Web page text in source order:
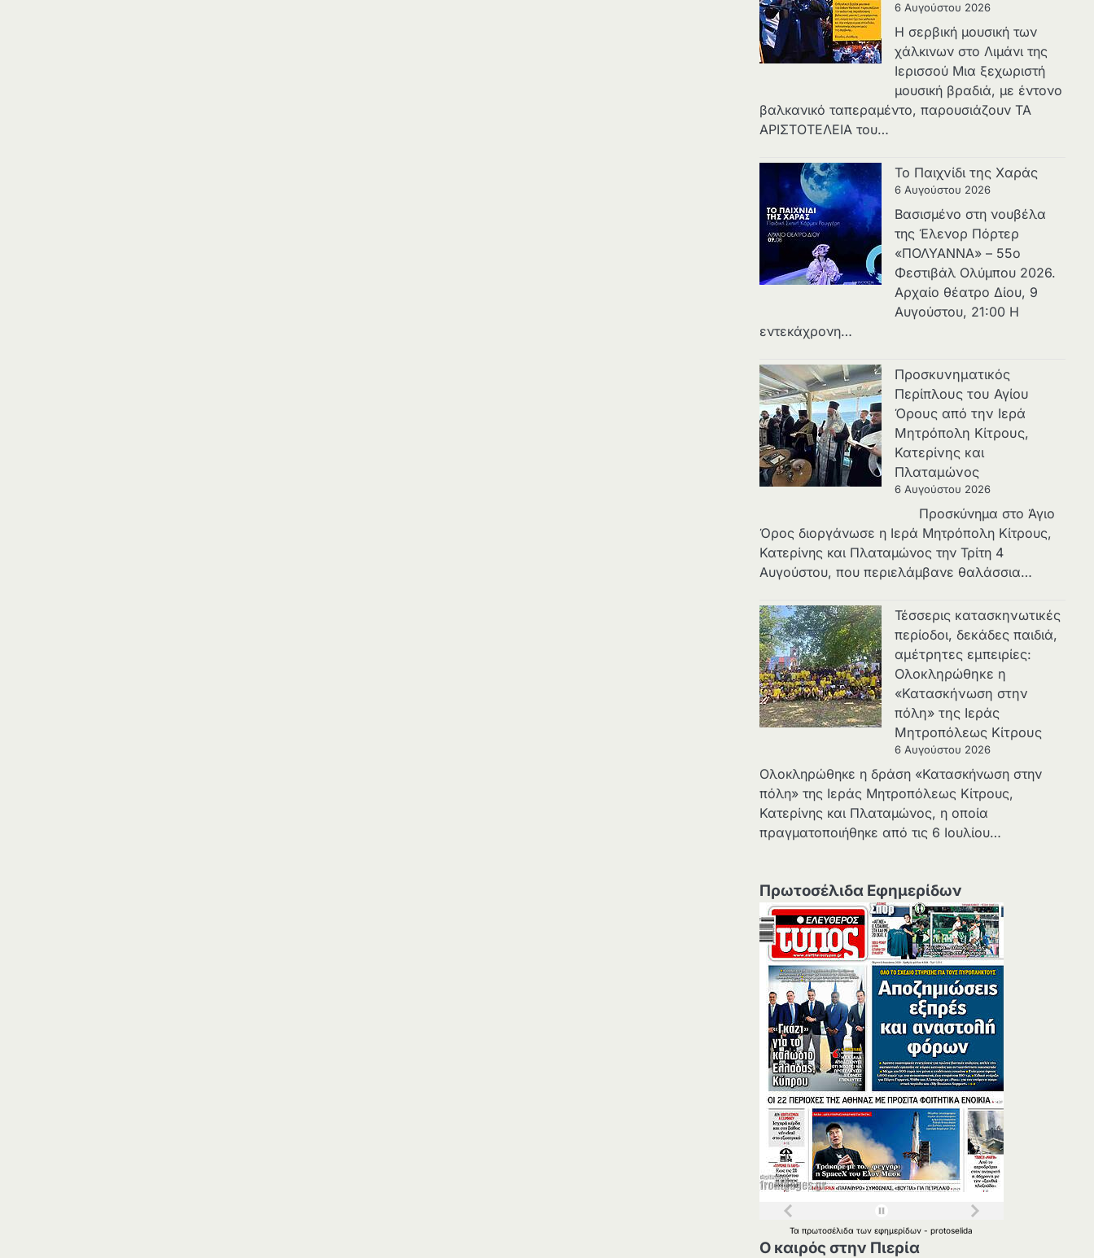
6 Αυγούστου 2026
Η σερβική μουσική των
χάλκινων στο Λιμάνι της
Ιερισσού Μια ξεχωριστή
μουσική βραδιά, με έντονο
βαλκανικό ταπεραμέντο, παρουσιάζουν ΤΑ
ΑΡΙΣΤΟΤΕΛΕΙΑ του…
Το Παιχνίδι της Χαράς
6 Αυγούστου 2026
Βασισμένο στη νουβέλα
της Έλενορ Πόρτερ
«ΠΟΛΥΑΝΝΑ» – 55ο
Φεστιβάλ Ολύμπου 2026.
Αρχαίο θέατρο Δίου, 9
Αυγούστου, 21:00 Η
εντεκάχρονη…
Προσκυνηματικός
Περίπλους του Αγίου
Όρους από την Ιερά
Μητρόπολη Κίτρους,
Κατερίνης και
Πλαταμώνος
6 Αυγούστου 2026
Προσκύνημα στο Άγιο
Όρος διοργάνωσε η Ιερά Μητρόπολη Κίτρους,
Κατερίνης και Πλαταμώνος την Τρίτη 4
Αυγούστου, που περιελάμβανε θαλάσσια…
Τέσσερις κατασκηνωτικές
περίοδοι, δεκάδες παιδιά,
αμέτρητες εμπειρίες:
Ολοκληρώθηκε η
«Κατασκήνωση στην
πόλη» της Ιεράς
Μητροπόλεως Κίτρους
6 Αυγούστου 2026
Ολοκληρώθηκε η δράση «Κατασκήνωση στην
πόλη» της Ιεράς Μητροπόλεως Κίτρους,
Κατερίνης και Πλαταμώνος, η οποία
πραγματοποιήθηκε από τις 6 Ιουλίου…
Πρωτοσέλιδα Εφημερίδων
Ταπρωτοσέλιδατωνεφημερίδων-protoselida
Ο καιρός στην Πιερία